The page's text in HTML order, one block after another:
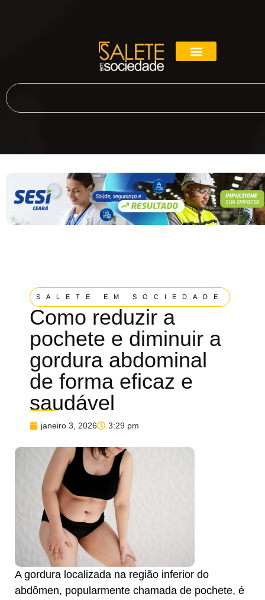
SALETE EM SOCIEDADE
Como reduzir a
pochete e diminuir a
gordura abdominal
de forma eficaz e
saudável
janeiro 3, 2026 3:29 pm
A gordura localizada na região inferior do
abdômen, popularmente chamada de pochete, é